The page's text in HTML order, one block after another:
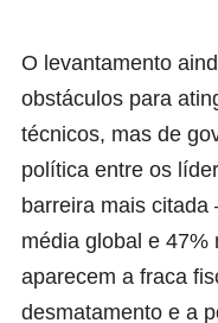
O levantamento
obstáculos para
técnicos, mas de
política entre os
barreira mais citada
média global e 47%
aparecem a fraca
desmatamento e a